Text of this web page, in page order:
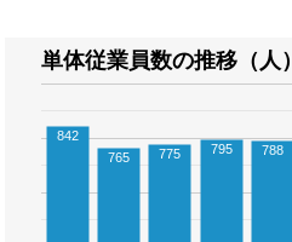
単体従業員数の推移（人）
842
765
775 795 788